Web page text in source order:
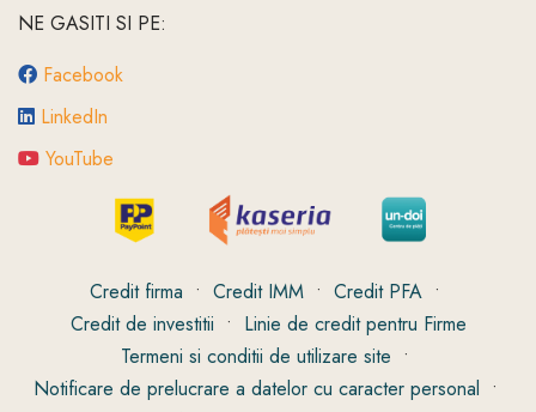
NE GASITI SI PE:
Facebook
LinkedIn
YouTube
Credit firma • Credit IMM • Credit PFA •
Credit de investitii • Linie de credit pentru Firme
Termeni si conditii de utilizare site •
Notificare de prelucrare a datelor cu caracter personal •